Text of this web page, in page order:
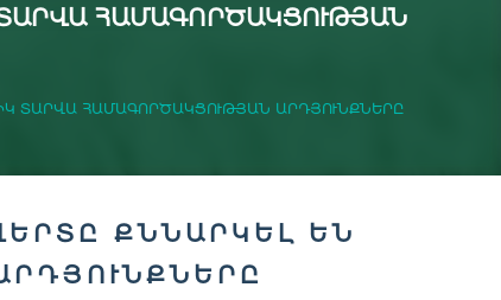
ՀԱՄԱԳՈՐԾԱԿՑՈՒԹՅԱՆ
ՏԱՐՎԱ ՀԱՄԱԳՈՐԾԱԿՑՈՒԹՅԱՆ ԱՐԴՅՈՒՆՔՆԵՐԸ
ՔՆՆԱՐԿԵԼ ԵՆ